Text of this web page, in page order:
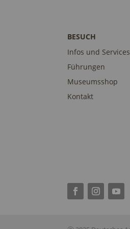
BESUCH
Infos und Services
Führungen
Museumsshop
Kontakt